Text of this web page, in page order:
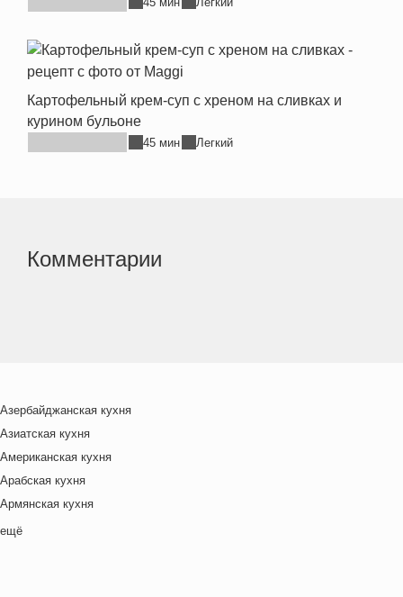
Картофельный крем-суп с хреном на сливках и
курином бульоне
45 мин Легкий
Комментарии
Азербайджанская кухня
Азиатская кухня
Американская кухня
Арабская кухня
Армянская кухня
Белорусская
ещё